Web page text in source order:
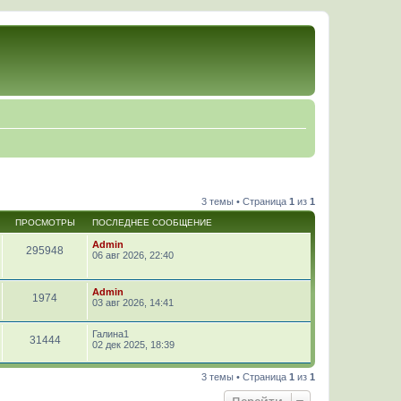
3 темы • Страница 1 из 1
ПРОСМОТРЫ ПОСЛЕДНЕЕ СООБЩЕНИЕ
295948
Admin
06 авг 2026, 22:40
1974
Admin
03 авг 2026, 14:41
31444
Галина1
02 дек 2025, 18:39
3 темы • Страница 1 из 1